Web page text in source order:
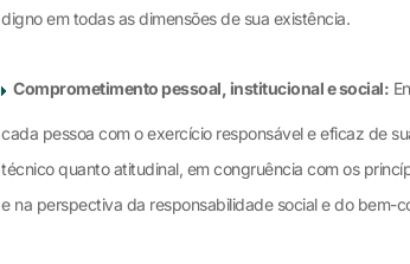
digno em todas as dimensões de sua existência.
Comprometimento pessoal, institucional e social:
cada pessoa com o exercício responsável e eficaz de
técnico quanto atitudinal, em congruência com os
e na perspectiva da responsabilidade social e do bem-